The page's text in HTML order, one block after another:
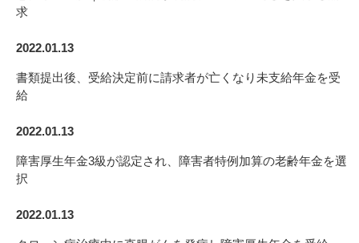
求
2022.01.13
書類提出後、受給決定前に請求者が亡くなり未支給年金を受
給
2022.01.13
障害厚生年金3級が認定され、障害者特例加算の老齢年金を選
択
2022.01.13